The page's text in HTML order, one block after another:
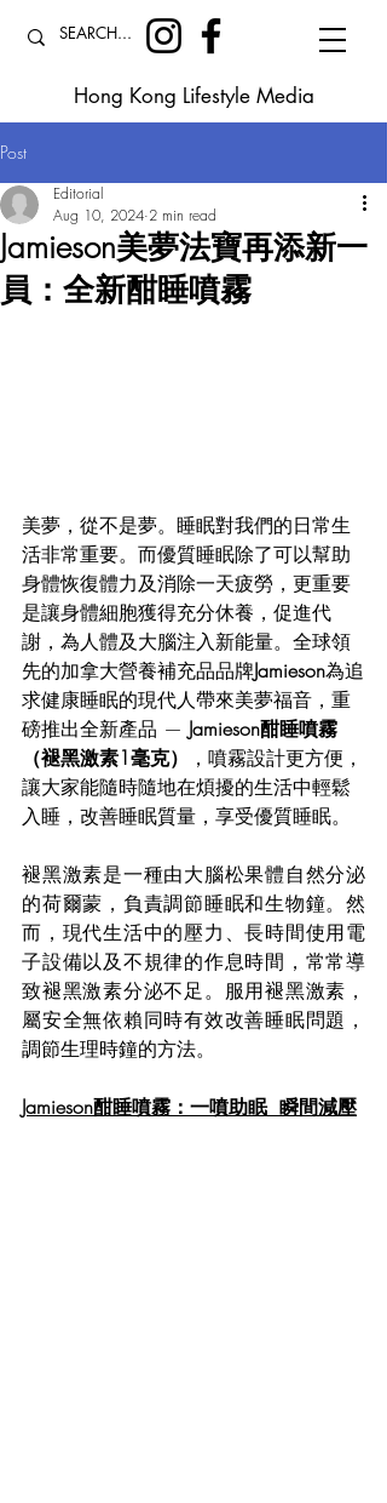
Hong Kong Lifestyle Media
Post
Jamieson美夢法寶再添新一
員：全新酣睡噴霧
Editorial
Aug 10, 2024 2 min read
美夢，從不是夢。睡眠對我們的日常生
活非常重要。而優質睡眠除了可以幫助
身體恢復體力及消除一天疲勞，更重要
是讓身體細胞獲得充分休養，促進代
謝，為人體及大腦注入新能量。全球領
先的加拿大營養補充品品牌Jamieson為追
求健康睡眠的現代人帶來美夢福音，重
磅推出全新產品 — Jamieson酣睡噴霧
（褪黑激素1毫克）
，噴霧設計更方便，
讓大家能隨時隨地在煩擾的生活中輕鬆
入睡，改善睡眠質量，享受優質睡眠。
褪黑激素是一種由大腦松果體自然分泌
的荷爾蒙，負責調節睡眠和生物鐘。然
而，現代生活中的壓力、長時間使用電
子設備以及不規律的作息時間，常常導
致褪黑激素分泌不足。服用褪黑激素，
屬安全無依賴同時有效改善睡眠問題，
調節生理時鐘的方法。
Jamieson酣睡噴霧：一噴助眠  瞬間減壓